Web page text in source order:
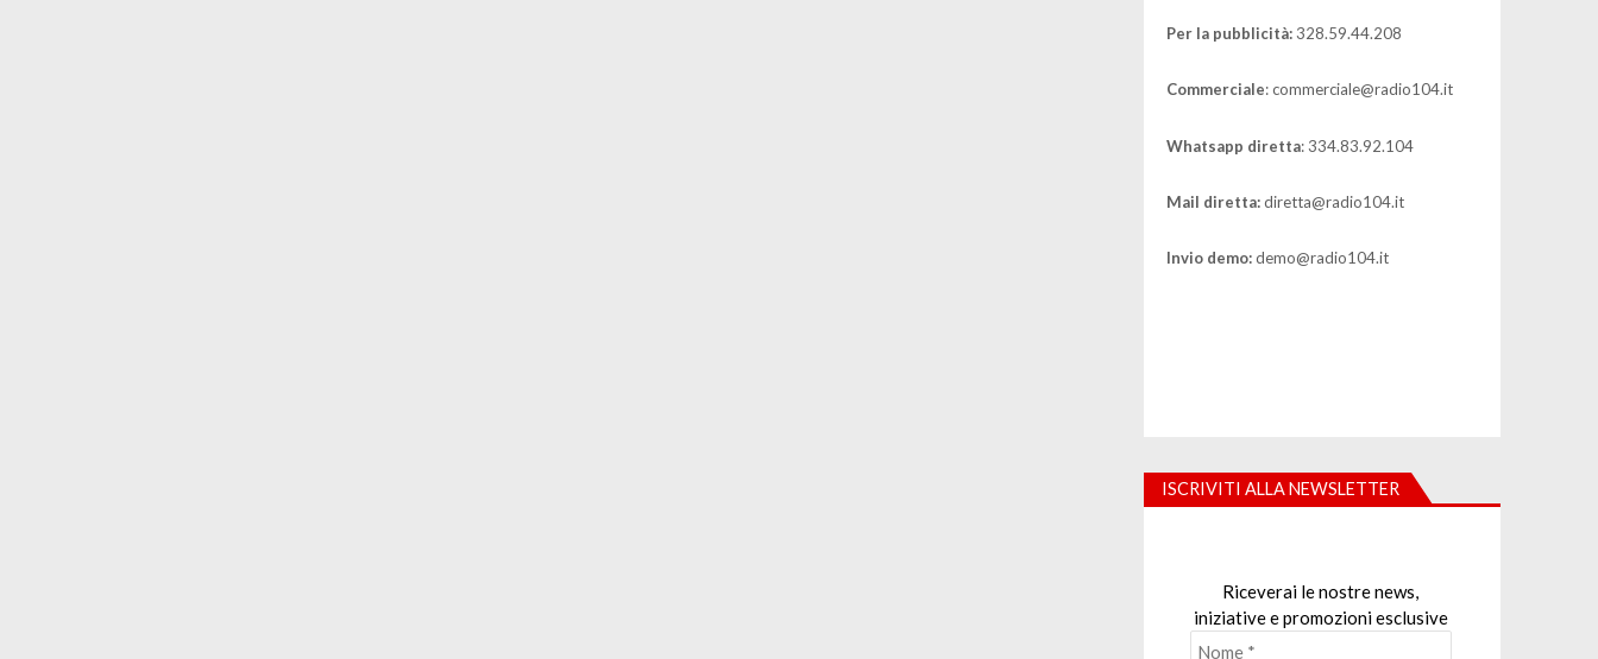
Per la pubblicità:328.59.44.208
Commerciale: commerciale@radio104.it
Whatsapp diretta: 334.83.92.104
Mail diretta:diretta@radio104.it
Invio demo:demo@radio104.it
ISCRIVITI ALLA NEWSLETTER
Riceverai le nostre news,
iniziative e promozioni esclusive